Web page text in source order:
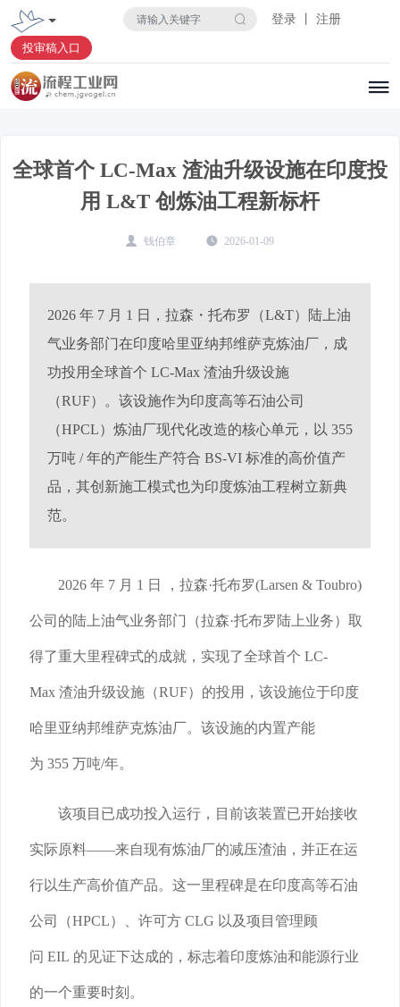
登录 丨 注册
投审稿入口
全球首个 LC-Max 渣油升级设施在印度投
用 L&T 创炼油工程新标杆
钱伯章 2026-01-09
2026 年 7 月 1 日，拉森・托布罗（L&T）陆上油
气业务部门在印度哈里亚纳邦维萨克炼油厂，成
功投用全球首个 LC-Max 渣油升级设施
（RUF）。该设施作为印度高等石油公司
（HPCL）炼油厂现代化改造的核心单元，以 355
万吨 / 年的产能生产符合 BS-VI 标准的高价值产
品，其创新施工模式也为印度炼油工程树立新典
范。
2026 年 7 月 1 日 ，拉森·托布罗(Larsen & Toubro)
公司的陆上油气业务部门（拉森·托布罗陆上业务）取
得了重大里程碑式的成就，实现了全球首个 LC-
Max 渣油升级设施（RUF）的投用，该设施位于印度
哈里亚纳邦维萨克炼油厂。该设施的内置产能
为 355 万吨/年。
该项目已成功投入运行，目前该装置已开始接收
实际原料——来自现有炼油厂的减压渣油，并正在运
行以生产高价值产品。这一里程碑是在印度高等石油
公司（HPCL）、许可方 CLG 以及项目管理顾
问 EIL 的见证下达成的，标志着印度炼油和能源行业
的一个重要时刻。